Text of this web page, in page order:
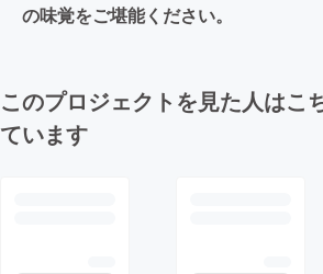
の味覚をご堪能ください。
このプロジェクトを見た人はこ
ています